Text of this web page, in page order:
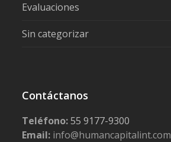
Evaluaciones
Sin categorizar
Contáctanos
Teléfono:55 9177-9300
Email: info@humancapitalint.com